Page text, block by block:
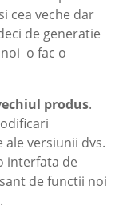
cea veche dar
de generatie
o fac o
produs.
versiunii dvs.
interfata de
de functii noi